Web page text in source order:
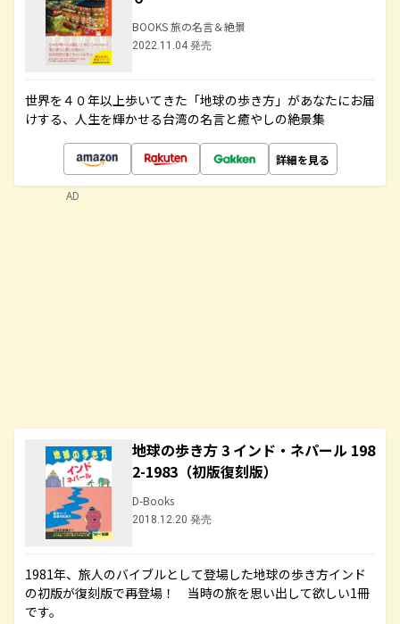
BOOKS 旅の名言＆絶景
2022.11.04 発売
世界を４０年以上歩いてきた「地球の歩き方」があなたにお届
けする、人生を輝かせる台湾の名言と癒やしの絶景集
詳細を見る
地球の歩き方 3 インド・ネパール 198
2-1983（初版復刻版）
D-Books
2018.12.20 発売
1981年、旅人のバイブルとして登場した地球の歩き方インド
の初版が復刻版で再登場！ 当時の旅を思い出して欲しい1冊
です。
AD